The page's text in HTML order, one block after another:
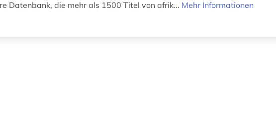
Datenbank, die mehr als 1500 Titel von afrik... Mehr Informationen